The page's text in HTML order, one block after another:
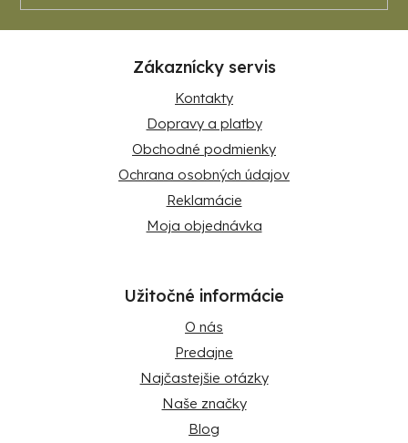
Zákaznícky servis
Kontakty
Dopravy a platby
Obchodné podmienky
Ochrana osobných údajov
Reklamácie
Moja objednávka
Užitočné informácie
O nás
Predajne
Najčastejšie otázky
Naše značky
Blog